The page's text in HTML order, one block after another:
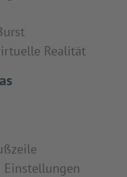
Realität
Einstellungen